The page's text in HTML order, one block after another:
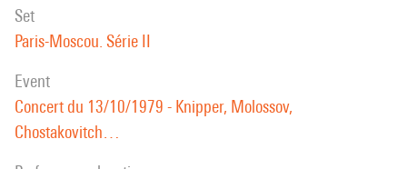
set
Paris-Moscou. Série II
event
Concert du 13/10/1979 - Knipper, Molossov,
Chostakovitch…